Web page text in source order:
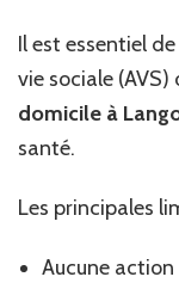
Il est essentiel
vie sociale (AVS)
domicile à
santé.
Les principales
Aucune